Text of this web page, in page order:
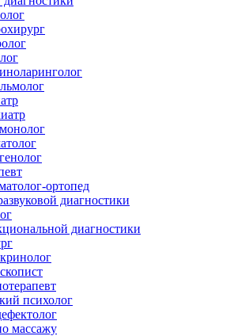
ортопед
диагностики
диагностики
психолог
массажу